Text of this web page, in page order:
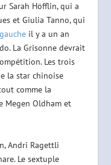
Sarah Höfflin, qui a
et Giulia Tanno, qui
il y a un an
La Grisonne devrait
Les trois
la star chinoise
comme la
Megen Oldham et
Andri Ragettli
Le sextuple